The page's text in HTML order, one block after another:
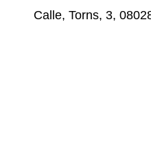
Calle, Torns, 3,